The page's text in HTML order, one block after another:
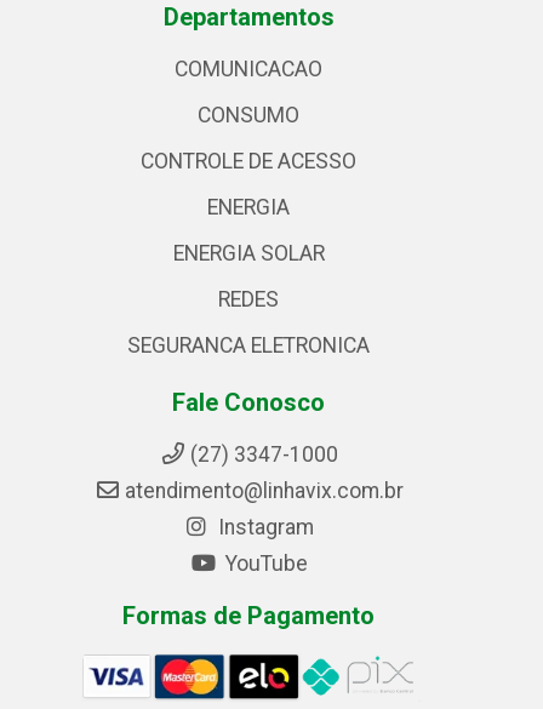
Departamentos
COMUNICACAO
CONSUMO
CONTROLE DE ACESSO
ENERGIA
ENERGIA SOLAR
REDES
SEGURANCA ELETRONICA
Fale Conosco
(27) 3347-1000
atendimento@linhavix.com.br
Instagram
YouTube
Formas de Pagamento